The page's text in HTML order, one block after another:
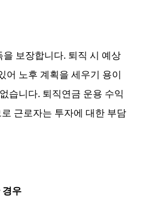
보장합니다. 퇴직 시 예상
어 노후 계획을 세우기 용이
습니다. 퇴직연금 운용 수익
근로자는 투자에 대한 부담
경우